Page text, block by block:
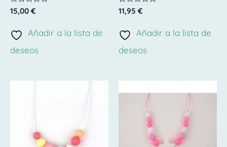
Valorado
con
de
5
15,00 €
Añadir a la lista de
deseos
Valorado
con
de
5
11,95 €
Añadir a la lista de
deseos